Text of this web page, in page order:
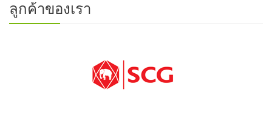
ลูกค้าของเรา